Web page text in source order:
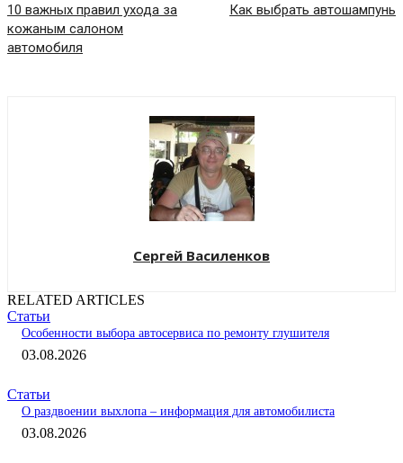
10 важных правил ухода за
кожаным салоном
автомобиля
Как выбрать автошампунь
Сергей Василенков
RELATED ARTICLES
Статьи
Особенности выбора автосервиса по ремонту глушителя
03.08.2026
Статьи
О раздвоении выхлопа – информация для автомобилиста
03.08.2026